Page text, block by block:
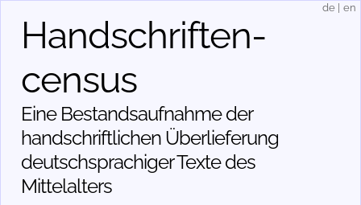
Handschriften­
census
Eine Bestandsaufnahme der
handschriftlichen Über­lieferung
deutschsprachiger Texte des
Mittelalters
de en